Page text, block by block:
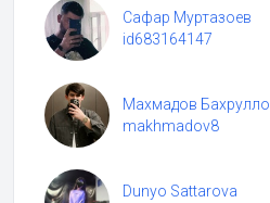
Сафар Муртазоев
id683164147
Махмадов Бахрулло
makhmadov8
Dunyo Sattarova